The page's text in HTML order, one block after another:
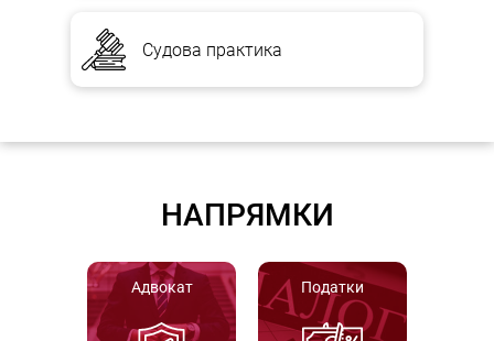
Судова практика
НАПРЯМКИ
Адвокат Податки